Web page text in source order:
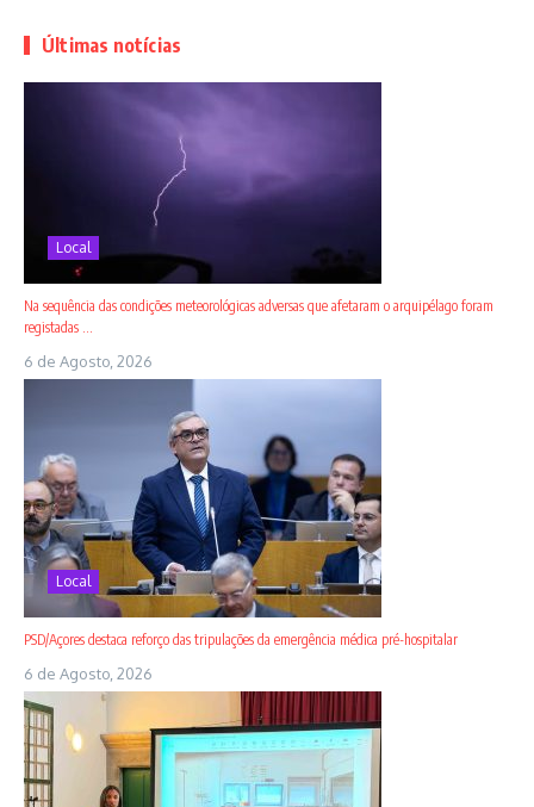
Últimas notícias
Local
Na sequência das condições meteorológicas adversas que afetaram o arquipélago foram
registadas ...
6 de Agosto, 2026
Local
PSD/Açores destaca reforço das tripulações da emergência médica pré-hospitalar
6 de Agosto, 2026